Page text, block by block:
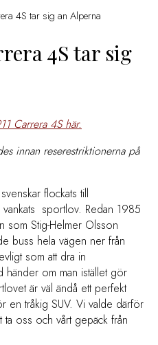
4S tar sig an Alperna
4S tar sig
Carrera 4S här.
innan reserestriktionerna på
flockats till
vankats sportlov. Redan 1985
som Stig-Helmer Olsson
buss hela vägen ner från
som att dra in
händer om man istället gör
är väl ändå ett perfekt
en tråkig SUV. Vi valde därför
ta oss och vårt gepäck från